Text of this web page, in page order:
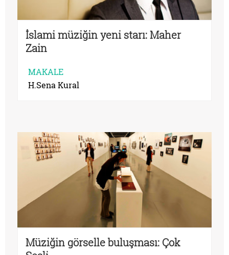
İslami müziğin yeni starı: Maher
Zain
MAKALE
H.Sena Kural
Müziğin görselle buluşması: Çok